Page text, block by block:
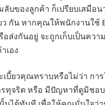
บของลูกค้า ก็เปรียบเสมือ
กัน หากคุณให้พนักงานใช้
ส่งกันอยู่ จะถูกเก็บเป็นคว
เอง
บี้ยวคุณทราบหรือไม่ว่า กา
ทุจริต หรือ มีปัญหาที่ดูมิชอบ